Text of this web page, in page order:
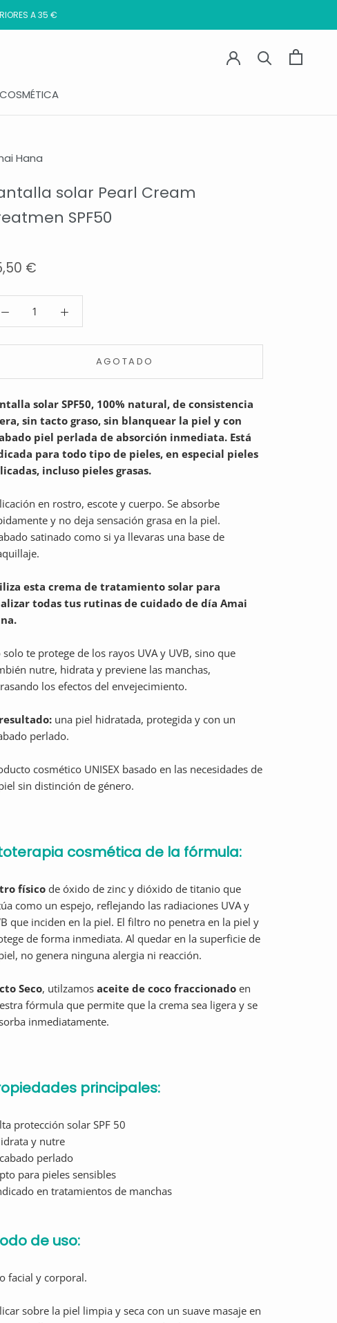
A 35 €
COSMÉTICA
Hana
solar Pearl Cream
SPF50
€
AGOTADO
solar SPF50, 100% natural, de consistencia
sin tacto graso, sin blanquear la piel y con
piel perlada de absorción inmediata. Está
para todo tipo de pieles, en especial pieles
incluso pieles grasas.
en rostro, escote y cuerpo. Se absorbe
y no deja sensación grasa en la piel.
satinado como si ya llevaras una base de
esta crema de tratamiento solar para
todas tus rutinas de cuidado de día Amai
solo te protege de los rayos UVA y UVB, sino que
nutre, hidrata y previene las manchas,
los efectos del envejecimiento.
una piel hidratada, protegida y con un
perlado.
cosmético UNISEX basado en las necesidades de
sin distinción de género.
cosmética de la fórmula:
físico de óxido de zinc y dióxido de titanio que
como un espejo, reflejando las radiaciones UVA y
que inciden en la piel. El filtro no penetra en la piel y
de forma inmediata. Al quedar en la superficie de
no genera ninguna alergia ni reacción.
Seco, utilzamos aceite de coco fraccionado en
fórmula que permite que la crema sea ligera y se
inmediatamente.
principales:
protección solar SPF 50
y nutre
perlado
para pieles sensibles
en tratamientos de manchas
de uso:
facial y corporal.
sobre la piel limpia y seca con un suave masaje en